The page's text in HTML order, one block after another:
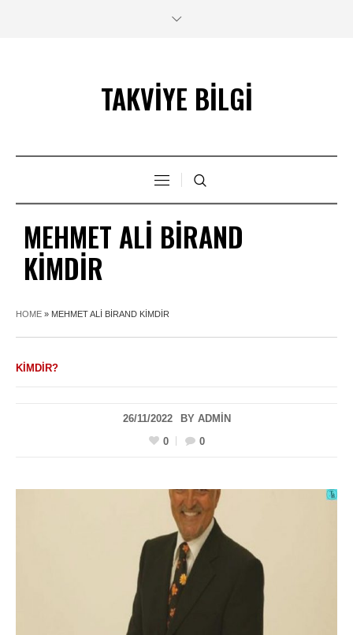
TAKVİYE BİLGİ
MEHMET ALI BIRAND
KIMDIR
HOME » MEHMET ALI BIRAND KIMDIR
KIMDIR?
26/11/2022 BY ADMIN
0
0